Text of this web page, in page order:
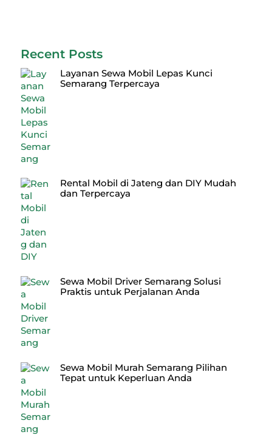
Recent Posts
Layanan Sewa Mobil Lepas Kunci
Semarang Terpercaya
Rental Mobil di Jateng dan DIY Mudah
dan Terpercaya
Sewa Mobil Driver Semarang Solusi
Praktis untuk Perjalanan Anda
Sewa Mobil Murah Semarang Pilihan
Tepat untuk Keperluan Anda